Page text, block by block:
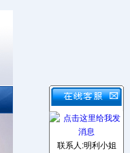
联系人:明利小姐